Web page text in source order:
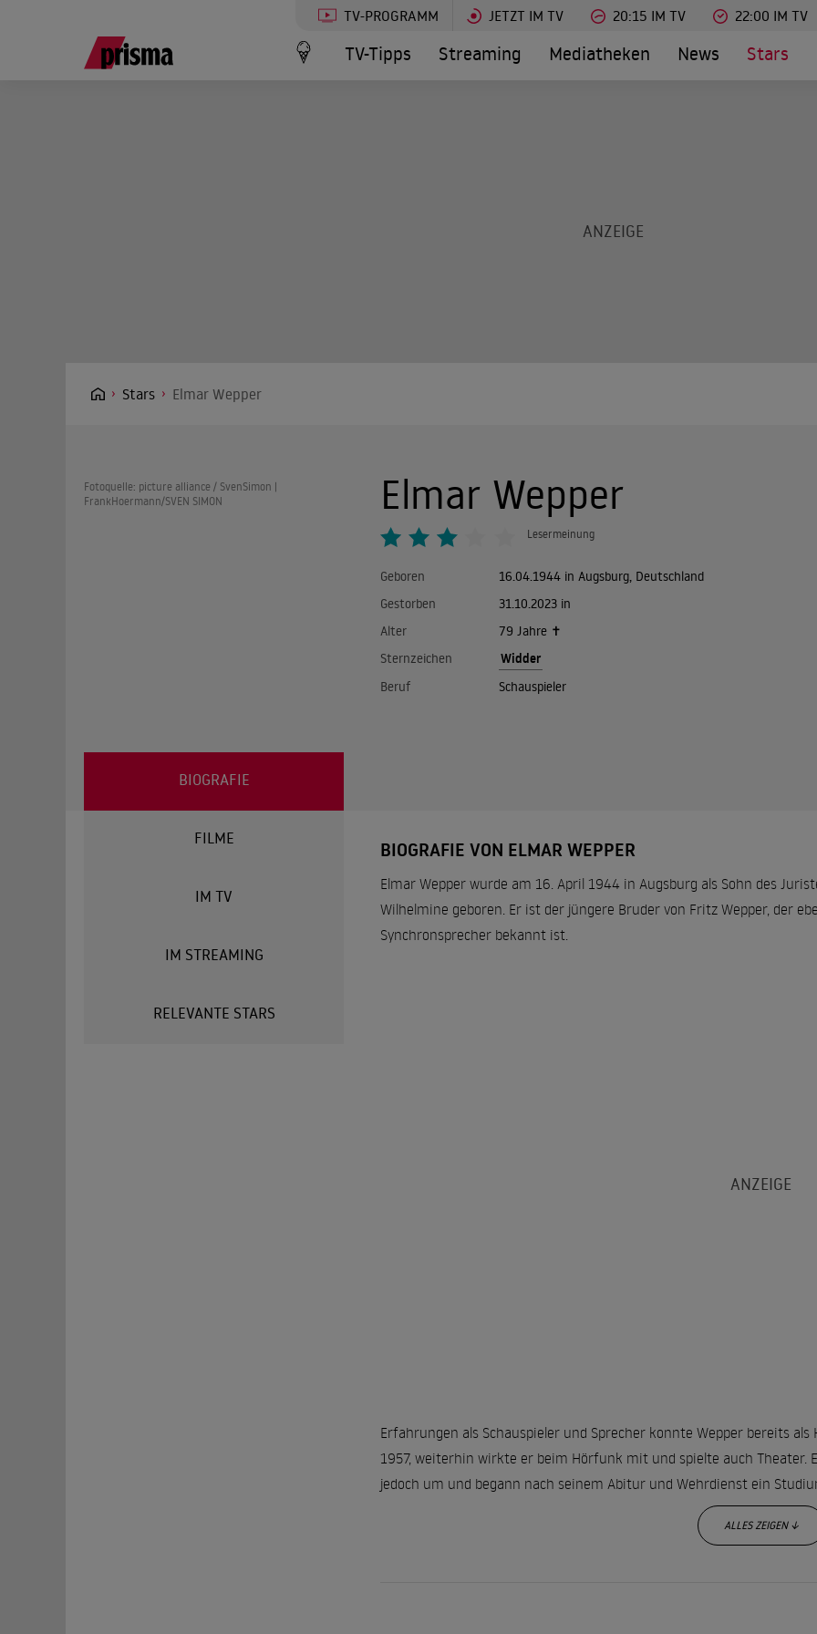
TV-PROGRAMM JETZT IM TV 20:15 IM TV 22:00 IM TV
TV-Tipps Streaming Mediatheken News Stars
Stars Elmar Wepper
Fotoquelle: picture alliance / SvenSimon |
FrankHoermann/SVEN SIMON
Elmar Wepper
Lesermeinung
Geboren
16.04.1944 in Augsburg, Deutschland
Gestorben
31.10.2023 in
Alter
79 Jahre ✝
Sternzeichen
Widder
Beruf Schauspieler
BIOGRAFIE
FILME
IM TV
IM STREAMING
RELEVANTE STARS
BIOGRAFIE VON ELMAR WEPPER
Elmar Wepper wurde am 16. April 1944 in Augsburg als Sohn des
Wilhelmine geboren. Er ist der jüngere Bruder von Fritz Wepper, der
Synchronsprecher bekannt ist.
Erfahrungen als Schauspieler und Sprecher konnte Wepper bereits
1957, weiterhin wirkte er beim Hörfunk mit und spielte auch Theater.
jedoch um und begann nach seinem Abitur und Wehrdienst ein
ALLES ZEIGEN ↓